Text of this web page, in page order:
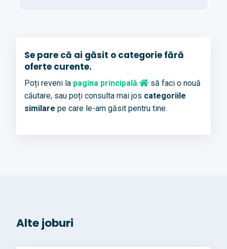
Se pare că ai găsit o categorie fără
oferte curente.
Poți reveni la pagina principală
să faci o nouă
căutare, sau poți consulta mai jos categoriile
similare pe care le-am găsit pentru tine.
Alte joburi